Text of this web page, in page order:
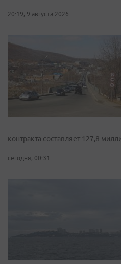
20:19, 9 августа 2026
контракта составляет 127,8
сегодня, 00:31